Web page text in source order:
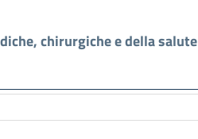
chirurgiche e della salute